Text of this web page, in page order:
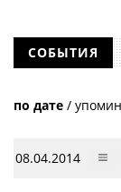
СОБЫТИЯ
по дате /
08.04.2014